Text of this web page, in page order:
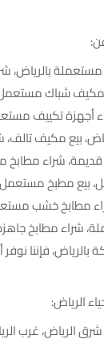
بالرياض،
مكيف شباك
أجهزة تكييف
بيع مكيف
شراء مطابخ
بيع مطبخ مستعمل،
مطابخ خشب
شراء مطابخ
فإننا
الرياض:
الرياض، غرب